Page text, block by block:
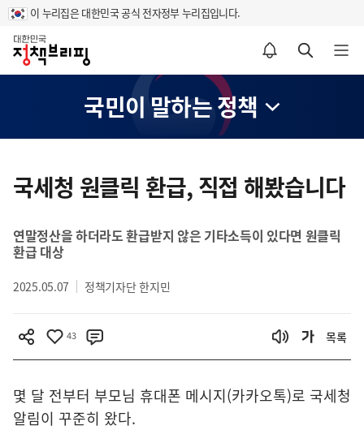
이 누리집은 대한민국 공식 전자정부 누리집입니다.
홈
알림설정 바로가기 검색 바로가기 메뉴 열기
국민이 말하는 정책
텐
츠
영
역
국세청 원클릭 환급, 직접 해봤습니다
연말정산을 하더라도 환급받지 않은 기타소득이 있다면 원클릭
환급 대상
2025.05.07 정책기자단 한지민
43 목록
몇 달 전부터 부모님 휴대폰 메시지(카카오톡)로 국세청
알림이 꾸준히 왔다.